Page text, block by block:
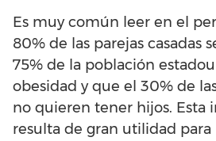
Es muy común leer en el
80% de las parejas casadas
75% de la población
obesidad y que el 30% de
no quieren tener hijos. Esta
resulta de gran utilidad